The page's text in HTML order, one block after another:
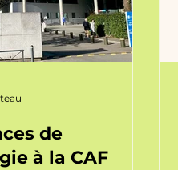
de
à la CAF